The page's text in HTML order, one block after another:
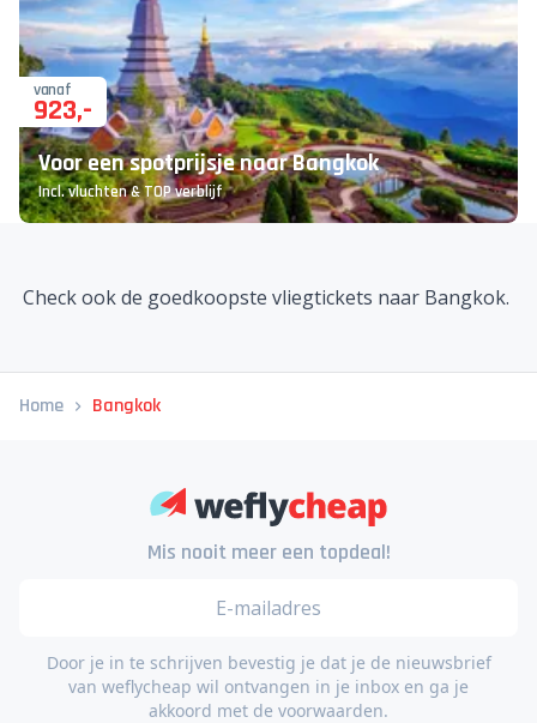
vanaf
923,-
Voor een spotprijsje naar Bangkok
Incl. vluchten & TOP verblijf
Check ook de goedkoopste vliegtickets naar Bangkok.
Home Bangkok
Mis nooit meer een topdeal!
Door je in te schrijven bevestig je dat je de nieuwsbrief
van weflycheap wil ontvangen in je inbox en ga je
akkoord met de voorwaarden.